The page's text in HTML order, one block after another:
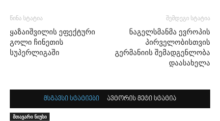
წინა სტატია
ყაზაიშვილის ეფექტური
გოლი ჩინეთის
სუპერლიგაში
შემდეგი სტატია
ნაგელსმანმა ევროპის
პირველობისთვის
გერმანიის შემადგენლობა
დაასახელა
მსგავსი სტატიები ავტორის მეტი სტატია
მთავარი ნიუსი